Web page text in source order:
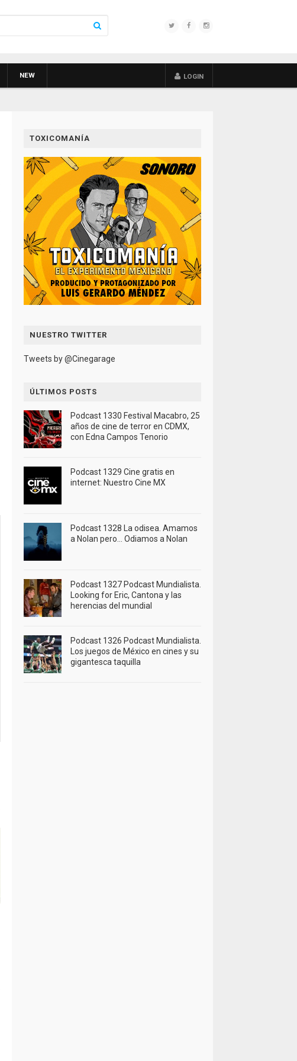
NEW LOGIN
TOXICOMANÍA
NUESTRO TWITTER
Tweets by @Cinegarage
ÚLTIMOS POSTS
Podcast 1330 Festival Macabro, 25
años de cine de terror en CDMX,
con Edna Campos Tenorio
Podcast 1329 Cine gratis en
internet: Nuestro Cine MX
Podcast 1328 La odisea. Amamos
a Nolan pero… Odiamos a Nolan
Podcast 1327 Podcast Mundialista.
Looking for Eric, Cantona y las
herencias del mundial
Podcast 1326 Podcast Mundialista.
Los juegos de México en cines y su
gigantesca taquilla